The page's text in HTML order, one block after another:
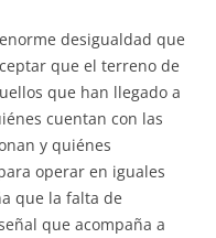
desigualdad que
que el terreno de
que han llegado a
cuentan con las
y quiénes
operar en iguales
que la falta de
que acompaña a